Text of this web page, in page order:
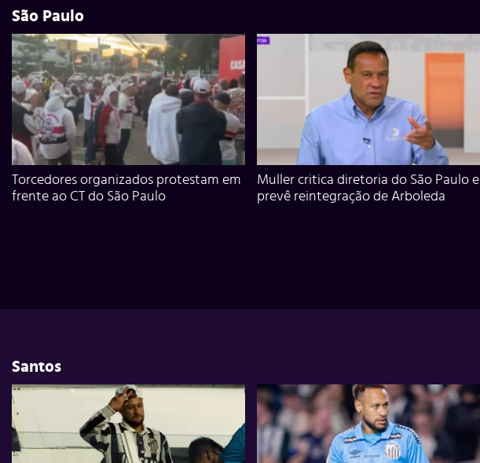
São Paulo
Torcedores organizados protestam em
frente ao CT do São Paulo
Muller critica diretoria do São Paulo e
prevê reintegração de Arboleda
Santos